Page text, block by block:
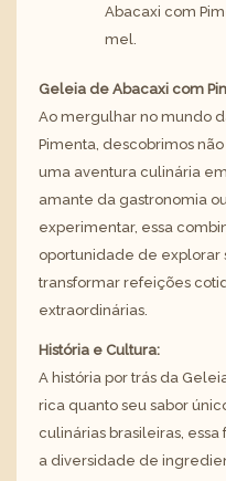
Abacaxi com
mel.
Geleia de Abacaxi com
Ao mergulhar no mundo
Pimenta, descobrimos
uma aventura culinária
amante da gastronomia
experimentar, essa
oportunidade de explorar
transformar refeições
extraordinárias.
História e Cultura:
A história por trás da
rica quanto seu sabor
culinárias brasileiras,
a diversidade de